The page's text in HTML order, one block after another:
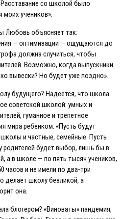
со школой было
учеников».
Любовь объясняет так:
— оптимизации — ощущаются до
должна случиться, чтобы
Возможно, когда выпускники
вывески? Но будет уже поздно».
будущего? Надеется, что школа
советской школой: умных и
гуманное и трепетное
мира ребенком. «Пусть будут
и частные, семейные. Пусть
родителей будет выбор, лишь бы в
а в школе — по пять тысяч учеников,
часов и не имели по два-три
делает школу безликой, а
она.
блогером? «Виноваты» пандемия,